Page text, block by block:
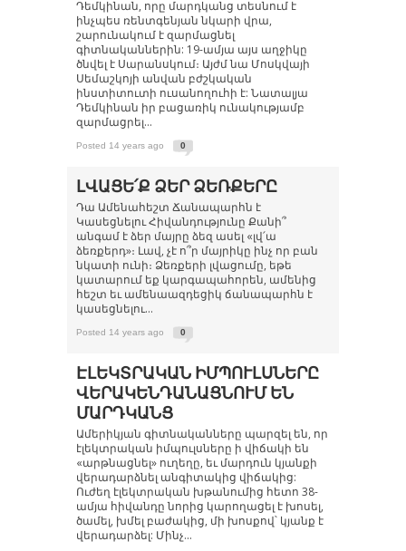
Դեմկինան, որը մարդկանց տեսնում է
ինչպես ռենտգենյան նկարի վրա,
շարունակում է զարմացնել
գիտնականներին: 19-ամյա այս աղջիկը
ծնվել է Սարանսկում։ Այժմ նա Մոսկվայի
Սեմաշկոյի անվան բժշկական
ինստիտուտի ուսանողուհի է: Նատալյա
Դեմկինան իր բացառիկ ունակությամբ
զարմացրել...
Posted 14 years ago 0
ԼՎԱՑԵ՛Ք ՁԵՐ ՁԵՌՔԵՐԸ
Դա Ամենահեշտ Ճանապարհն է
Կասեցնելու Հիվանդությունը Քանի՞
անգամ է ձեր մայրը ձեզ ասել «լվ՛ա
ձեռքերդ»։ Լավ, չէ ո՞ր մայրիկը ինչ որ բան
նկատի ունի։ Ձեռքերի լվացումը, եթե
կատարում եք կարգապահորեն, ամենից
հեշտ եւ ամենաազդեցիկ ճանապարհն է
կասեցնելու...
Posted 14 years ago 0
ԷԼԵԿՏՐԱԿԱՆ ԻՄՊՈՒԼՍՆԵՐԸ
ՎԵՐԱԿԵՆԴԱՆԱՑՆՈՒՄ ԵՆ
ՄԱՐԴԿԱՆՑ
Ամերիկյան գիտնականները պարզել են, որ
էլեկտրական իմպուլսները ի վիճակի են
«արթնացնել» ուղեղը, եւ մարդուն կյանքի
վերադարձնել անգիտակից վիճակից:
Ուժեղ էլեկտրական խթանումից հետո 38-
ամյա հիվանդը նորից կարողացել է խոսել,
ծամել, խմել բաժակից, մի խոսքով՝ կյանք է
վերադարձել: Մինչ...